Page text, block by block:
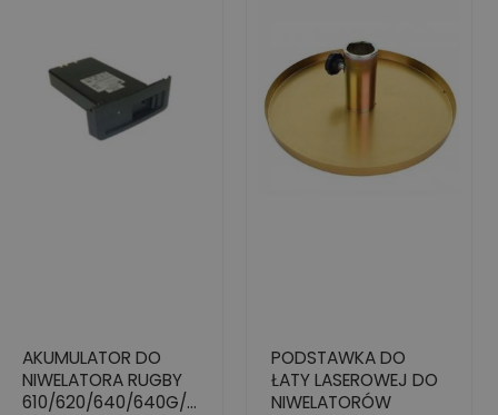
AKUMULATOR DO
NIWELATORA RUGBY
610/620/640/640G/6
PODSTAWKA DO
ŁATY LASEROWEJ DO
NIWELATORÓW